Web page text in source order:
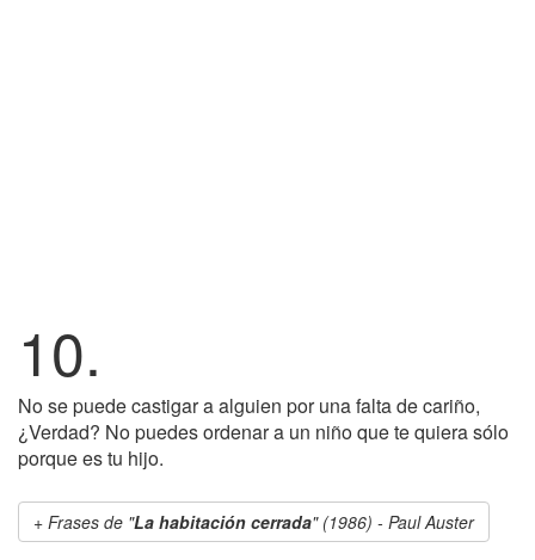
10.
No se puede castigar a alguien por una falta de cariño,
¿Verdad? No puedes ordenar a un niño que te quiera sólo
porque es tu hijo.
Frases de "La habitación cerrada" (1986) - Paul Auster